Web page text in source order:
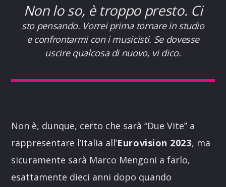
Non lo so, è troppo presto. Ci
sto pensando. Vorrei prima tornare in studio
e confrontarmi con i musicisti. Se dovesse
uscire qualcosa di nuovo, vi dico.
Non è, dunque, certo che sarà “Due Vite” a
rappresentare l’Italia all’Eurovision 2023, ma
sicuramente sarà Marco Mengoni a farlo,
esattamente dieci anni dopo quando